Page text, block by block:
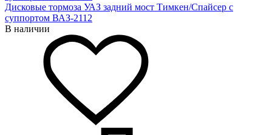
Дисковые тормоза УАЗ задний мост Тимкен/Спайсер с
суппортом ВАЗ-2112
В наличии